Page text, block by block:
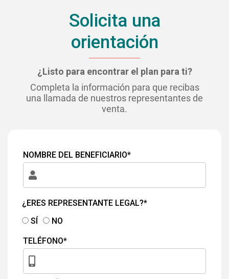
Solicita una
orientación
¿Listo para encontrar el plan para ti?
Completa la información para que recibas
una llamada de nuestros representantes de
venta.
NOMBRE DEL BENEFICIARIO*
¿ERES REPRESENTANTE LEGAL?*
SÍ
NO
TELÉFONO*